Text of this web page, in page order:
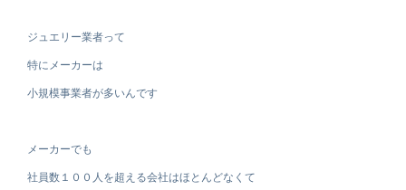
ジュエリー業者って
特にメーカーは
小規模事業者が多いんです
メーカーでも
社員数１００人を超える会社はほとんどなくて